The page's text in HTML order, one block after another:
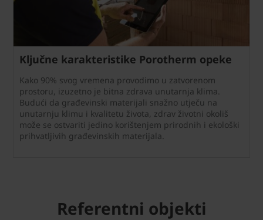
Ključne karakteristike Porotherm opeke
Kako 90% svog vremena provodimo u zatvorenom
prostoru, izuzetno je bitna zdrava unutarnja klima.
Budući da građevinski materijali snažno utječu na
unutarnju klimu i kvalitetu života, zdrav životni okoliš
može se ostvariti jedino korištenjem prirodnih i ekološki
prihvatljivih građevinskih materijala.
Referentni objekti